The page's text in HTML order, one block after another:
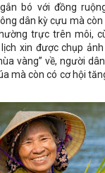
bó với đồng
dân kỳ cựu mà còn
trực trên môi,
xin được chụp
vàng” về, người
mà còn có cơ hội